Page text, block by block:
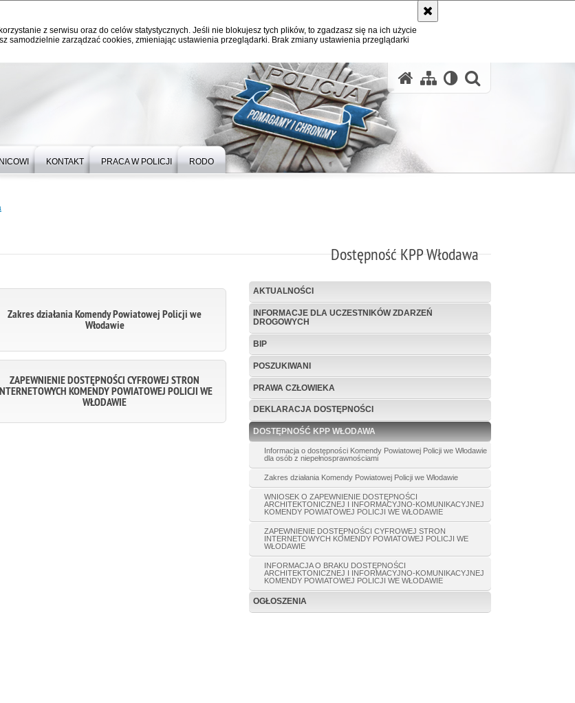
z serwisu oraz do celów statystycznych. Jeśli nie blokujesz tych plików, to zgadzasz się na ich użycie
samodzielnie zarządzać cookies, zmieniając ustawienia przeglądarki. Brak zmiany ustawienia przeglądarki
KONTAKT PRACA W POLICJI RODO
Dostępność KPP Włodawa
Zakres działania Komendy Powiatowej Policji we
Włodawie
ZAPEWNIENIE DOSTĘPNOŚCI CYFROWEJ STRON
KOMENDY POWIATOWEJ POLICJI WE
WŁODAWIE
AKTUALNOŚCI
INFORMACJE DLA UCZESTNIKÓW ZDARZEŃ
DROGOWYCH
BIP
POSZUKIWANI
PRAWA CZŁOWIEKA
DEKLARACJA DOSTĘPNOŚCI
DOSTĘPNOŚĆ KPP WŁODAWA
Informacja o dostępności Komendy Powiatowej Policji we Włodawie
dla osób z niepełnosprawnościami
Zakres działania Komendy Powiatowej Policji we Włodawie
WNIOSEK O ZAPEWNIENIE DOSTĘPNOŚCI
ARCHITEKTONICZNEJ I INFORMACYJNO-KOMUNIKACYJNEJ
KOMENDY POWIATOWEJ POLICJI WE WŁODAWIE
ZAPEWNIENIE DOSTĘPNOŚCI CYFROWEJ STRON
INTERNETOWYCH KOMENDY POWIATOWEJ POLICJI WE
WŁODAWIE
INFORMACJA O BRAKU DOSTĘPNOŚCI
ARCHITEKTONICZNEJ I INFORMACYJNO-KOMUNIKACYJNEJ
KOMENDY POWIATOWEJ POLICJI WE WŁODAWIE
OGŁOSZENIA